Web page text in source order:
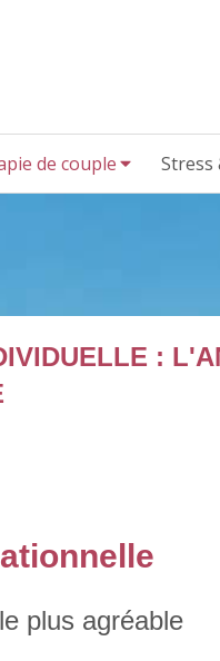
de couple Stress
:
plus agréable